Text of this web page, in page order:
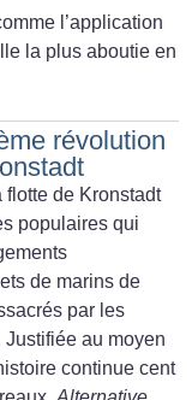
l’application
la plus aboutie en
révolution
flotte de Kronstadt
populaires qui
de marins de
par les
au moyen
continue cent